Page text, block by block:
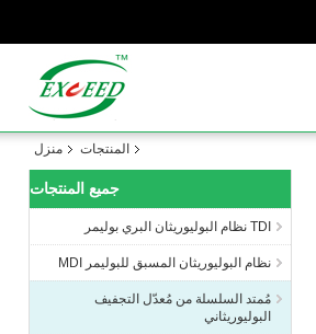
منزل المنتجات
جميع المنتجات
TDI نظام البوليوريثان البري بوليمر
نظام البوليوريثان المسبق للبوليمر MDI
مُمتد السلسلة من مُعدّل التجفيف
البوليوريثاني